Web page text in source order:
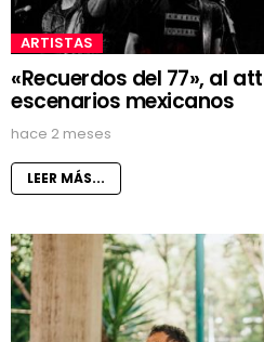
ARTISTAS
«Recuerdos del 77», al
escenarios mexicanos
hace 2 meses
LEER MÁS...